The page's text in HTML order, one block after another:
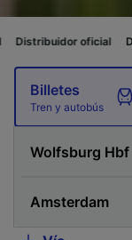
Distribuidor
Billetes
Tren y autobús